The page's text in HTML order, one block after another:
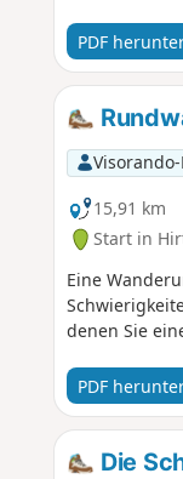
PDF
15,91 km
Start in
Eine
denen Sie
PDF
Die